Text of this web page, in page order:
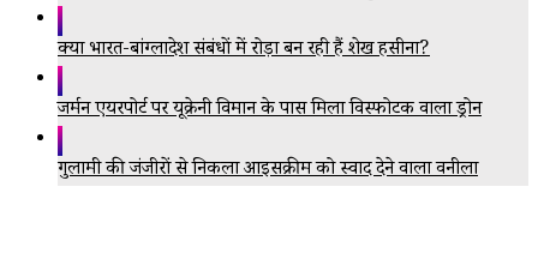
क्या भारत-बांग्लादेश संबंधों में रोड़ा बन रही हैं शेख हसीना?
जर्मन एयरपोर्ट पर यूक्रेनी विमान के पास मिला विस्फोटक वाला ड्रोन
गुलामी की जंजीरों से निकला आइसक्रीम को स्वाद देने वाला वनीला